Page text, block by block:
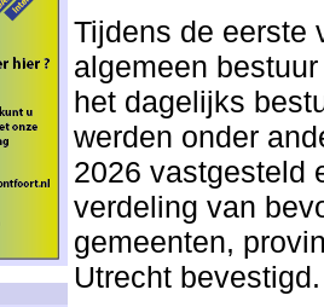
Tijdens de eerste
algemeen
het dagelijks
werden onder
2026 vastgesteld
verdeling van
gemeenten,
Utrecht